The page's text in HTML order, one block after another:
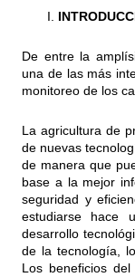
De entre la
una de las más
monitoreo de los
La agricultura de
de nuevas
de manera que
base a la mejor
seguridad y
estudiarse hace
desarrollo
de la tecnología,
Los beneficios